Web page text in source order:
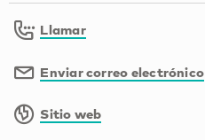
Llamar
Enviar correo electrónico
Sitio web